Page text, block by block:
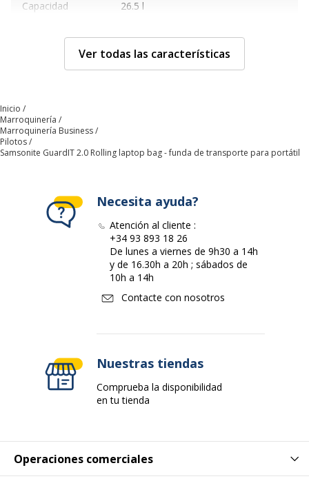
Capacidad
26.5 l
Compartimentos
adicionales
Bolsillo delantero
Portabolígrafos
Correa del
estuche
Características generales
Características generales
Negro
Datos de identificación
Código de barras maestro
Referencia del fabricante
Ver todas las características
Inicio
Marroquinería
Marroquinería Business
Pilotos
Samsonite GuardIT 2.0 Rolling laptop bag - funda de transporte para portátil
Operaciones comerciales
Necesita ayuda?
Atención al cliente :
+34 93 893 18 26
De lunes a viernes de 9h30 a 14h
y de 16.30h a 20h ; sábados de
10h a 14h
Contacte con nosotros
Nuestras tiendas
Comprueba la disponibilidad
en tu tienda